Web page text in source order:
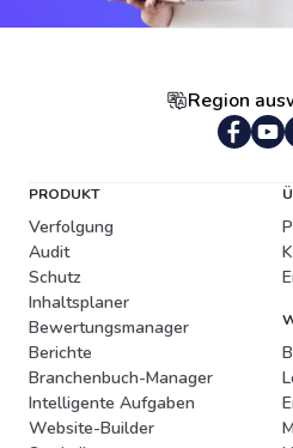
Region
PRODUKT
Verfolgung
Audit
Schutz
Inhaltsplaner
Bewertungsmanager
Berichte
Branchenbuch-Manager
Intelligente Aufgaben
Website-Builder